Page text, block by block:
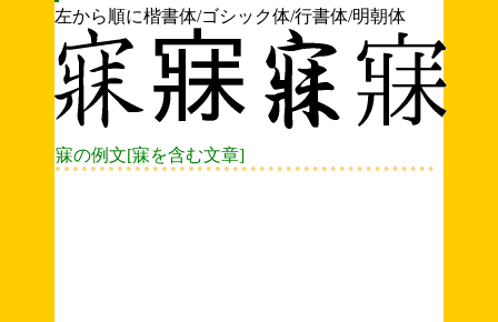
左から順に楷書体/ゴシック体/行書体/明朝体
寐の例文[寐を含む文章]